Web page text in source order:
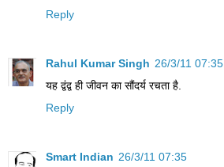
Reply
Rahul Kumar Singh 26/3/11 07:35
यह द्वंद्व ही जीवन का सौंदर्य रचता है.
Reply
Smart Indian 26/3/11 07:35